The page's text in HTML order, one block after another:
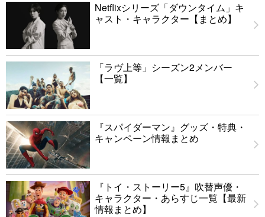
Netflixシリーズ「ダウンタイム」キ
ャスト・キャラクター【まとめ】
「ラヴ上等」シーズン2メンバー
【一覧】
『スパイダーマン』グッズ・特典・
キャンペーン情報まとめ
『トイ・ストーリー5』吹替声優・
キャラクター・あらすじ一覧【最新
情報まとめ】